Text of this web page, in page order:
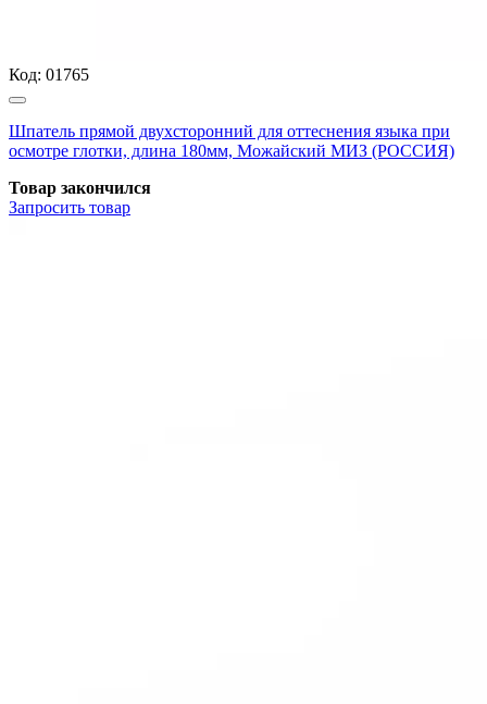
Код: 01765
Шпатель прямой двухсторонний для оттеснения языка при
осмотре глотки, длина 180мм, Можайский МИЗ (РОССИЯ)
Товар закончился
Запросить товар